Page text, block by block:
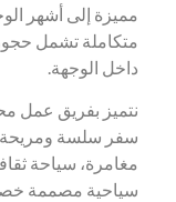
مميزة إلى أشهر
متكاملة تشمل
داخل الوجهة.
نتميز بفريق عمل
سفر سلسة
مغامرة، سياحة
سياحية مصممة